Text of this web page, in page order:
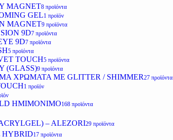
MAGNET8 προϊόντα
GEL1 προϊόν
MAGNET9 προϊόντα
9D7 προϊόντα
9D7 προϊόντα
5 προϊόντα
TOUCH5 προϊόντα
(GLASS)9 προϊόντα
ΧΡΩΜΑΤΑ ΜΕ GLITTER / SHIMMER27 προϊόντα
1 προϊόν
ΗΜΙΜΟΝΙΜΟ168 προϊόντα
– ALEZORI29 προϊόντα
HYBRID17 προϊόντα